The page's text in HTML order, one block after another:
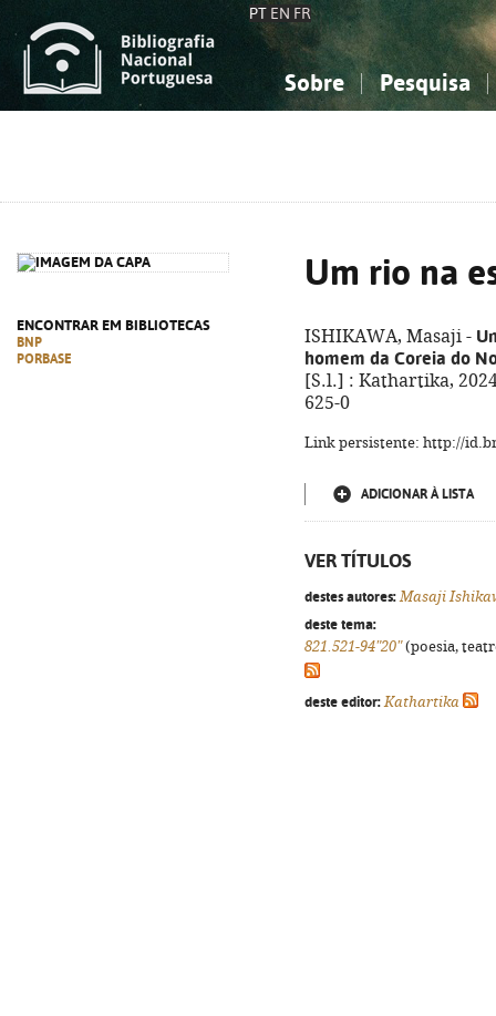
PT EN FR
Sobre Pesquisa
ENCONTRAR EM BIBLIOTECAS
BNP
PORBASE
Um rio na
ISHIKAWA, Masaji -
homem da Coreia do
[S.l.] : Kathartika,
625-0
Link persistente: http://
ADICIONAR À LISTA
VER TÍTULOS
destes autores: Masaji
deste tema:
821.521-94"20"(poesia,
deste editor: Kathartika